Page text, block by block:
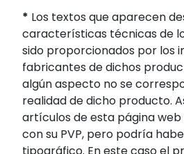
* Los textos que aparecen
características técnicas de
sido proporcionados por los
fabricantes de dichos
algún aspecto no se
realidad de dicho producto.
artículos de esta página
con su PVP, pero podría
tipográfico. En este caso el